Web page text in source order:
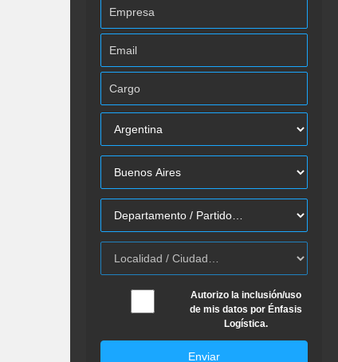
Autorizo la inclusión/uso
de mis datos por Énfasis
Logística.
Enviar